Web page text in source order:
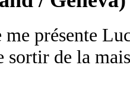
présente
sortir de la